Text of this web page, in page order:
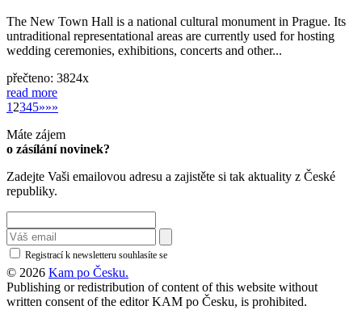
The New Town Hall is a national cultural monument in Prague. Its
untraditional representational areas are currently used for hosting
wedding ceremonies, exhibitions, concerts and other...
přečteno: 3824x
read more
1 2345»»
»»
Máte zájem
o zásílání novinek?
Zadejte Vaši emailovou adresu a zajistěte si tak aktuality z České
republiky.
Registrací k newsletteru souhlasíte se
© 2026 Kam po Česku.
Publishing or redistribution of content of this website without
written consent of the editor KAM po Česku, is prohibited.